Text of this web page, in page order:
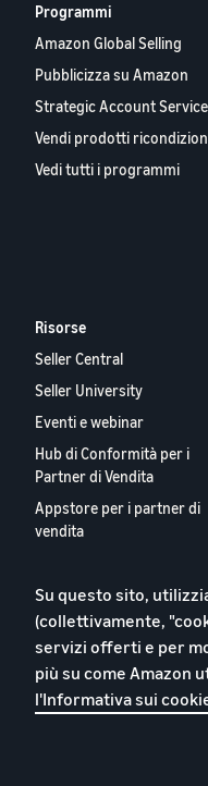
Programmi
Amazon Global Selling
Pubblicizza su Amazon
Strategic Account
Vendi prodotti
Vedi tutti i programmi
Risorse
Seller Central
Seller University
Eventi e webinar
Hub di Conformità per i
Partner di Vendita
Appstore per i partner di
vendita
Partner Vendita Europei
Contattaci
Su questo sito,
(collettivamente,
servizi offerti e per
più su come Amazon
l'Informativa sui